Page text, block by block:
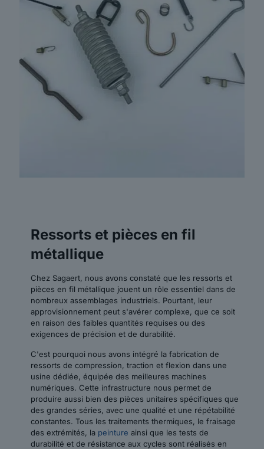
Ressorts et pièces en fil
métallique
Chez Sagaert, nous avons constaté que les ressorts et
pièces en fil métallique jouent un rôle essentiel dans de
nombreux assemblages industriels. Pourtant, leur
approvisionnement peut s'avérer complexe, que ce soit
en raison des faibles quantités requises ou des
exigences de précision et de durabilité.
C'est pourquoi nous avons intégré la fabrication de
ressorts de compression, traction et flexion dans une
usine dédiée, équipée des meilleures machines
numériques. Cette infrastructure nous permet de
produire aussi bien des pièces unitaires spécifiques que
des grandes séries, avec une qualité et une répétabilité
constantes. Tous les traitements thermiques, le fraisage
des extrémités, la peinture ainsi que les tests de
durabilité et de résistance aux cycles sont réalisés en